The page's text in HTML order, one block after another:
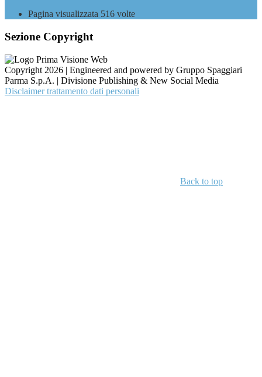
Pagina visualizzata 516 volte
Sezione Copyright
Copyright 2026 | Engineered and powered by Gruppo Spaggiari
Parma S.p.A. | Divisione Publishing & New Social Media
Disclaimer trattamento dati personali
Back to top